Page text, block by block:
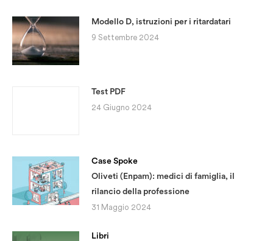
Modello D, istruzioni per i ritardatari
9 Settembre 2024
Test PDF
24 Giugno 2024
Case Spoke
Oliveti (Enpam): medici di famiglia, il
rilancio della professione
31 Maggio 2024
Libri